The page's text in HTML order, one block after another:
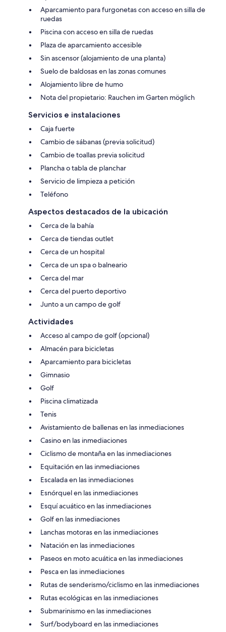
Aparcamiento para furgonetas con acceso en silla de
ruedas
Piscina con acceso en silla de ruedas
Plaza de aparcamiento accesible
Sin ascensor (alojamiento de una planta)
Suelo de baldosas en las zonas comunes
Alojamiento libre de humo
Nota del propietario: Rauchen im Garten möglich
Servicios e instalaciones
Caja fuerte
Cambio de sábanas (previa solicitud)
Cambio de toallas previa solicitud
Plancha o tabla de planchar
Servicio de limpieza a petición
Teléfono
Aspectos destacados de la ubicación
Cerca de la bahía
Cerca de tiendas outlet
Cerca de un hospital
Cerca de un spa o balneario
Cerca del mar
Cerca del puerto deportivo
Junto a un campo de golf
Actividades
Acceso al campo de golf (opcional)
Almacén para bicicletas
Aparcamiento para bicicletas
Gimnasio
Golf
Piscina climatizada
Tenis
Avistamiento de ballenas en las inmediaciones
Casino en las inmediaciones
Ciclismo de montaña en las inmediaciones
Equitación en las inmediaciones
Escalada en las inmediaciones
Esnórquel en las inmediaciones
Esquí acuático en las inmediaciones
Golf en las inmediaciones
Lanchas motoras en las inmediaciones
Natación en las inmediaciones
Paseos en moto acuática en las inmediaciones
Pesca en las inmediaciones
Rutas de senderismo/ciclismo en las inmediaciones
Rutas ecológicas en las inmediaciones
Submarinismo en las inmediaciones
Surf/bodyboard en las inmediaciones